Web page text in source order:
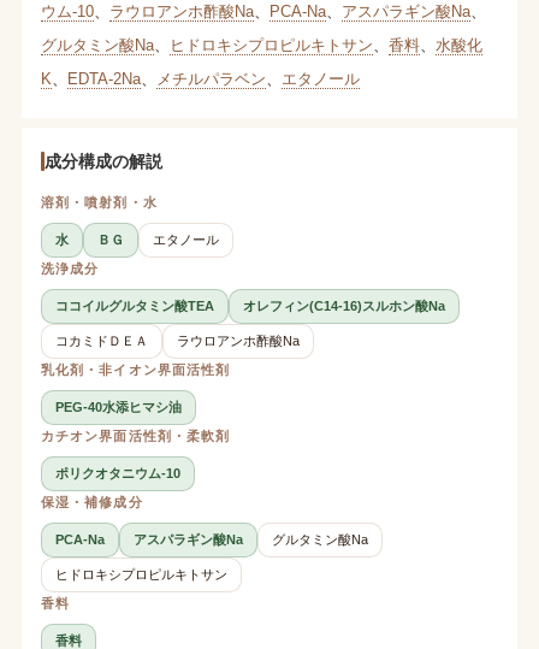
ウム-10、 ラウロアンホ酢酸Na、 PCA-Na、 アスパラギン酸Na、
グルタミン酸Na、 ヒドロキシプロピルキトサン 香料、 水酸化
K
EDTA-2Na、 メチルパラベン エタノール
成分構成の解説
溶剤・噴射剤・水
水 ＢＧ
エタノール
洗浄成分
ココイルグルタミン酸TEA オレフィン(C14-16)スルホン酸Na
コカミドＤＥＡ
ラウロアンホ酢酸Na
乳化剤・非イオン界面活性剤
PEG-40水添ヒマシ油
カチオン界面活性剤・柔軟剤
ポリクオタニウム-10
保湿・補修成分
PCA-Na アスパラギン酸Na グルタミン酸Na
ヒドロキシプロピルキトサン
香料
香料